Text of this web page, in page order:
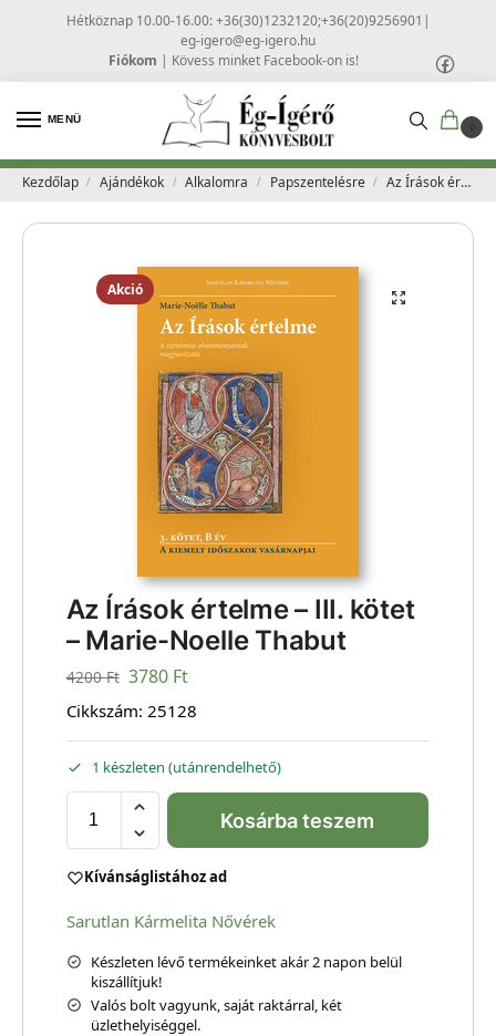
Hétköznap 10.00-16.00: +36(30)1232120;+36(20)9256901 |
eg-igero@eg-igero.hu
Fiókom | Kövess minket Facebook-on is!
MENÜ
0
Kezdőlap / Ajándékok / Alkalomra / Papszentelésre / Az Írások értelme – III. kötet – Marie-Noelle Thabut
Akció
Az Írások értelme – III. kötet
– Marie-Noelle Thabut
4200Ft 3780 Ft
Cikkszám: 25128
1 készleten (utánrendelhető)
Kosárba teszem
Kívánságlistához ad
Sarutlan Kármelita Nővérek
Készleten lévő termékeinket akár 2 napon belül
kiszállítjuk!
Valós bolt vagyunk, saját raktárral, két
üzlethelyiséggel.